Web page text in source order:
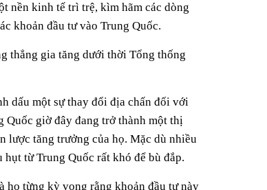
nền kinh tế trì trệ, kìm hãm các dòng
khoản đầu tư vào Trung Quốc.
thẳng gia tăng dưới thời Tổng thống
dấu một sự thay đổi địa chấn đối với
Quốc giờ đây đang trở thành một thị
lược tăng trưởng của họ. Mặc dù nhiều
từ Trung Quốc rất khó để bù đắp.
họ từng kỳ vọng rằng khoản đầu tư này